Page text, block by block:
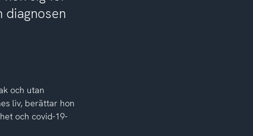
diagnosen
och utan
liv, berättar hon
och covid-19-